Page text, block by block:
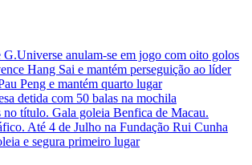
anulam-se em jogo com oito golos
Hang Sai e mantém perseguição ao líder
Peng e mantém quarto lugar
detida com 50 balas na mochila
no título. Gala goleia Benfica de Macau.
Até 4 de Julho na Fundação Rui Cunha
e segura primeiro lugar